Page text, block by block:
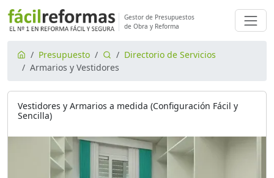
Gestor de Presupuestos
de Obra y Reforma
Presupuesto
Directorio de Servicios
Armarios y Vestidores
Vestidores y Armarios a medida (Configuración Fácil y
Sencilla)